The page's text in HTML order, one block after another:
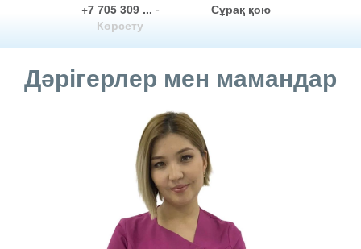
+7 705 309 ... -
Көрсету
Сұрақ қою
Дәрігерлер мен мамандар